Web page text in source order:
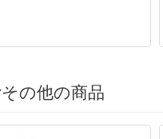
その他の商品